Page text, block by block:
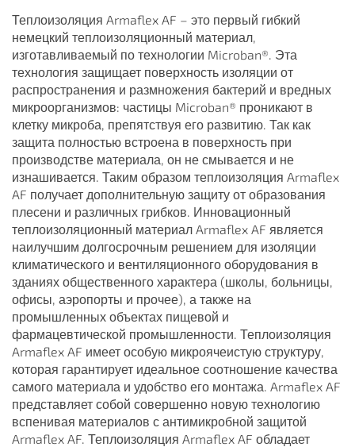
Теплоизоляция Armaflex AF – это первый гибкий
немецкий теплоизоляционный материал,
изготавливаемый по технологии Microban®. Эта
технология защищает поверхность изоляции от
распространения и размножения бактерий и вредных
микроорганизмов: частицы Microban® проникают в
клетку микроба, препятствуя его развитию. Так как
защита полностью встроена в поверхность при
производстве материала, он не смывается и не
изнашивается. Таким образом теплоизоляция Armaflex
AF получает дополнительную защиту от образования
плесени и различных грибков. Инновационный
теплоизоляционный материал Armaflex AF является
наилучшим долгосрочным решением для изоляции
климатического и вентиляционного оборудования в
зданиях общественного характера (школы, больницы,
офисы, аэропорты и прочее), а также на
промышленных объектах пищевой и
фармацевтической промышленности. Теплоизоляция
Armaflex AF имеет особую микроячеистую структуру,
которая гарантирует идеальное соотношение качества
самого материала и удобство его монтажа. Armaflex AF
представляет собой совершенно новую технологию
вспенивая материалов с антимикробной защитой
Armaflex AF. Теплоизоляция Armaflex AF обладает